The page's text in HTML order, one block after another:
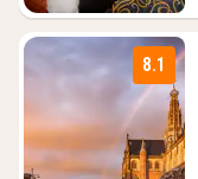
8.1